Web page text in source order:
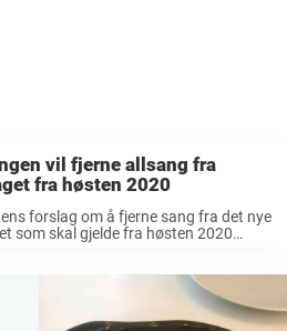
vil fjerne allsang fra
fra høsten 2020
forslag om å fjerne sang fra det nye
som skal gjelde fra høsten 2020